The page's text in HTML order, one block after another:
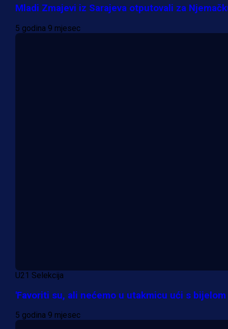
Mladi Zmajevi iz Sarajeva otputovali za
5 godina 9 mjesec
U21 Selekcija
'Favoriti su, ali nećemo u utakmicu ući s bijelom
5 godina 9 mjesec